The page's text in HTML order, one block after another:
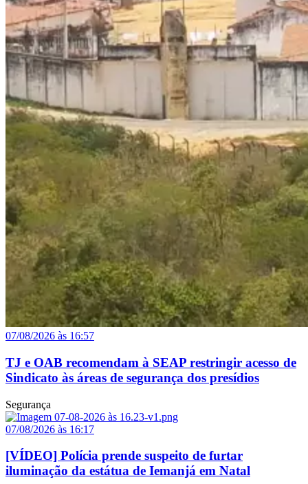
07/08/2026 às 16:57
TJ e OAB recomendam à SEAP restringir acesso de
Sindicato às áreas de segurança dos presídios
Segurança
07/08/2026 às 16:17
[VÍDEO] Polícia prende suspeito de furtar
iluminação da estátua de Iemanjá em Natal